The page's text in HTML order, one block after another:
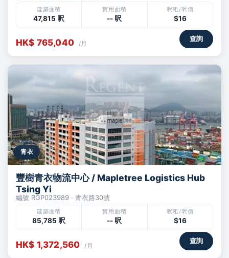
建築面積
47,815 呎
實用面積
-- 呎
呎租/呎價
$16
HK$ 765,040 /月
查詢
青衣
豐樹青衣物流中心 / Mapletree Logistics Hub
Tsing Yi
編號 RGP023989 · 青衣路30號
建築面積
85,785 呎
實用面積
-- 呎
呎租/呎價
$16
HK$ 1,372,560 /月
查詢